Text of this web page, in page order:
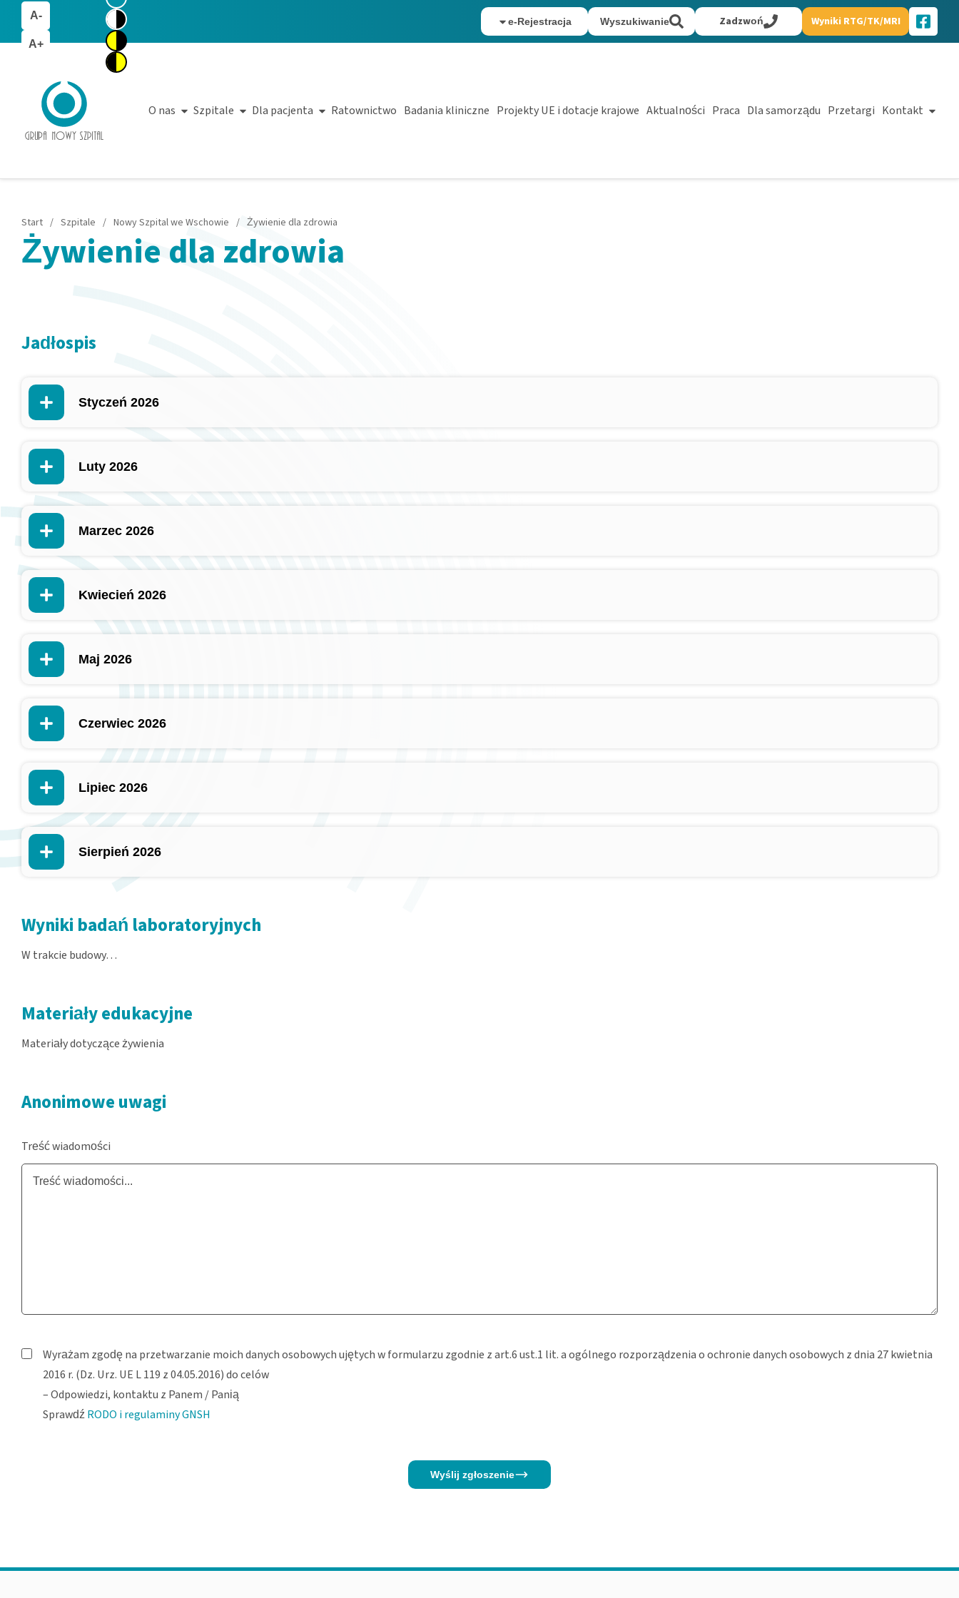
A-
A+
e-Rejestracja Wyszukiwanie Zadzwoń Wyniki RTG/TK/MRI
O nas Szpitale Dla pacjenta Ratownictwo Badania kliniczne Projekty UE i dotacje krajowe Aktualności Praca Dla samorządu Przetargi Kontakt
Start / Szpitale / Nowy Szpital we Wschowie / Żywienie dla zdrowia
Żywienie dla zdrowia
Jadłospis
Styczeń 2026
Luty 2026
Marzec 2026
Kwiecień 2026
Maj 2026
Czerwiec 2026
Lipiec 2026
Sierpień 2026
Wyniki badań laboratoryjnych
W trakcie budowy…
Materiały edukacyjne
Materiały dotyczące żywienia
Anonimowe uwagi
Treść wiadomości
Wyrażam zgodę na przetwarzanie moich danych osobowych ujętych w formularzu zgodnie z art.6 ust.1 lit. a ogólnego rozporządzenia o ochronie danych osobowych z dnia 27 kwietnia
2016 r. (Dz. Urz. UE L 119 z 04.05.2016) do celów
– Odpowiedzi, kontaktu z Panem / Panią
SprawdźRODO i regulaminy GNSH
Wyślij zgłoszenie